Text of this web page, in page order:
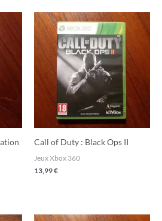
Call of Duty : Black Ops II
Jeux Xbox 360
13,99€